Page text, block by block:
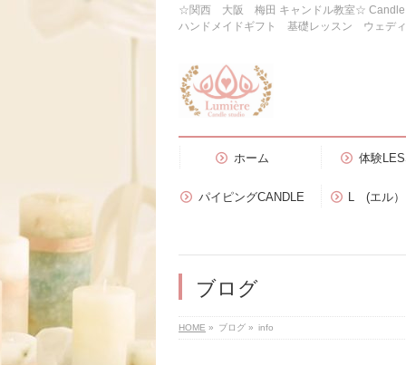
☆関西 大阪 梅田 キャンドル教室☆ Candle
ハンドメイドギフト 基礎レッスン ウェデ
ホーム 体験
パイピングCANDLE L (エル
ブログ
HOME » ブログ » info